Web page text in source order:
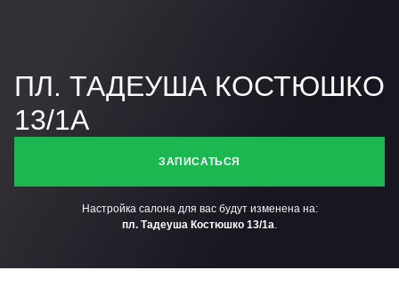
ПЛ. ТАДЕУША КОСТЮШКО
13/1A
ЗАПИСАТЬСЯ
Настройка салона для вас будут изменена на:
пл. Тадеуша Костюшко 13/1a.